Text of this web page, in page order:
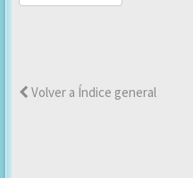
Volver a Índice general